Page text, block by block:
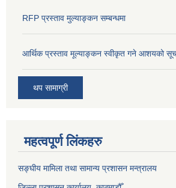
RFP प्रस्ताव मुल्याङ्कन सम्बन्धमा
आर्थिक प्रस्ताव मूल्याङ्कन स्वीकृत गने आशयको
थप सामाग्री
महत्वपूर्ण लिंकहरु
सङ्‍घीय मामिला तथा सामान्य प्रशासन मन्त्रालय